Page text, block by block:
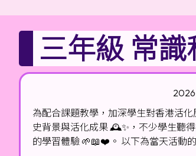
三年級 常
為配合課題教學，加深學生對香港活
史背景與活化成果 🕰️✨，不少學生聽
的學習體驗 🌱📖❤️。 以下為當天活動